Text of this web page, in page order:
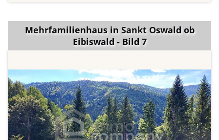
Mehrfamilienhaus in Sankt Oswald ob
Eibiswald - Bild 7